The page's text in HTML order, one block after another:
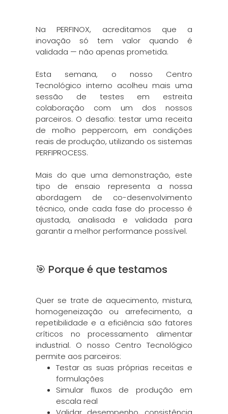
Na PERFINOX, acreditamos que a
inovação só tem valor quando é
validada — não apenas prometida.
Esta semana, o nosso Centro
Tecnológico interno acolheu mais uma
sessão de testes em estreita
colaboração com um dos nossos
parceiros. O desafio: testar uma receita
de molho peppercorn, em condições
reais de produção, utilizando os sistemas
PERFIPROCESS.
Mais do que uma demonstração, este
tipo de ensaio representa a nossa
abordagem de co-desenvolvimento
técnico, onde cada fase do processo é
ajustada, analisada e validada para
garantir a melhor performance possível.
🎯 Porque é que testamos
Quer se trate de aquecimento, mistura,
homogeneização ou arrefecimento, a
repetibilidade e a eficiência são fatores
críticos no processamento alimentar
industrial. O nosso Centro Tecnológico
permite aos parceiros:
Testar as suas próprias receitas e
formulações
Simular fluxos de produção em
escala real